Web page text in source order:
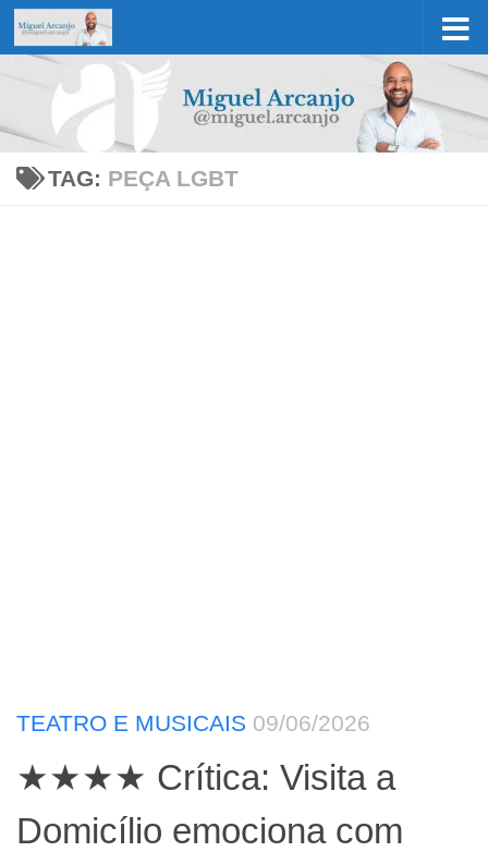
Skip to content
TAG: PEÇA LGBT
TEATRO E MUSICAIS 09/06/2026
★★★★ Crítica: Visita a
Domicílio emociona com